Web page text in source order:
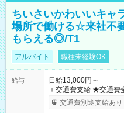
ちいさいかわいいキャ
場所で働ける☆来社不
もらえる◎/T1
アルバイト 職種未経験OK
給与
日給13,000円～
＋交通費支給 ★交通費全額支給！ ┗案件により規定あり ★日払
いOK！（規定あり）
ンビニATMから 日払い分を引
交通費別途支給あり